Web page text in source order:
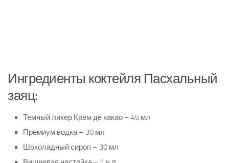
Ингредиенты коктейля Пасхальный
заяц:
Темный ликер Крем де какао – 45 мл
Премиум водка – 30 мл
Шоколадный сироп – 30 мл